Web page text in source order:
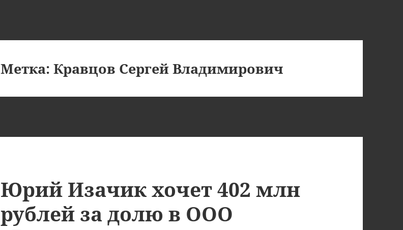
Метка:Кравцов Сергей Владимирович
Юрий Изачик хочет 402 млн
рублей за долю в ООО